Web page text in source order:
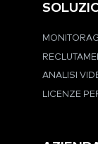
ANALISI
LICENZE